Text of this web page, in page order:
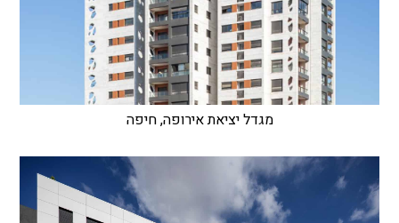
מגדל יציאת אירופה, חיפה